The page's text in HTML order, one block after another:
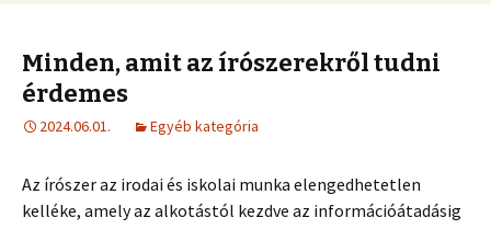
Minden, amit az írószerekről tudni
érdemes
2024.06.01. Egyéb kategória
Az írószer az irodai és iskolai munka elengedhetetlen
kelléke, amely az alkotástól kezdve az információátadásig